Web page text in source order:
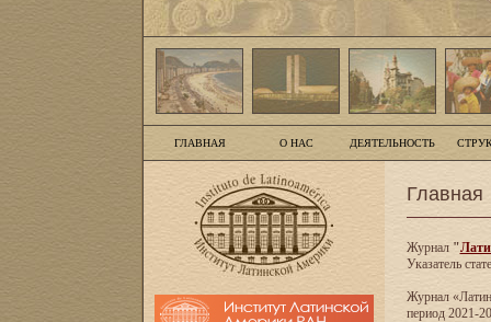
ГЛАВНАЯ О НАС ДЕЯТЕЛЬНОСТЬ
Главная
Журнал"
Указатель
Журнал
период 2021-